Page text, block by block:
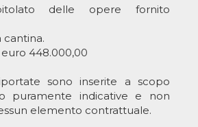
delle opere fornito
cantina.
448.000,00
sono inserite a scopo
puramente indicative e non
elemento contrattuale.